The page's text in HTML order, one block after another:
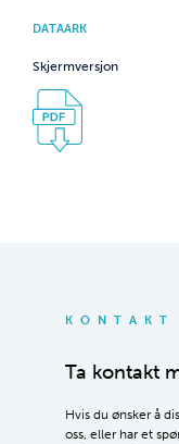
DATAARK
Skjermversjon
KONTAKT
Ta kontakt
Hvis du ønsker å
oss, eller har et